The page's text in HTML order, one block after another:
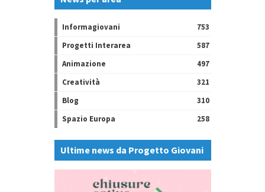
Informagiovani
753
Progetti Interarea
587
Animazione
497
Creatività
321
Blog
310
Spazio Europa
258
Ultime news da Progetto Giovani